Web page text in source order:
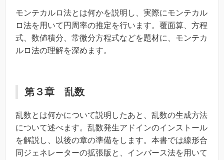
モンテカルロ法とは何かを説明し、実際にモンテカル
ロ法を用いて円周率の推定を行います。覆面算、方程
式、数値積分、常微分方程式などを題材に、モンテカ
ルロ法の理解を深めます。
第３章 乱数
乱数とは何かについて説明したあと、乱数の生成方法
について述べます。乱数発生アドインのインストール
を解説し、以後の章の準備をします。本書では線形合
同ジェネレーターの拡張版と、インバース法を用いて